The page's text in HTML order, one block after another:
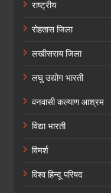
राष्ट्रीय
रोहतास जिला
लखीसराय जिला
लघु उद्योग भारती
वनवासी कल्याण आश्रम
विद्या भारती
विमर्श
विश्व हिन्दू परिषद